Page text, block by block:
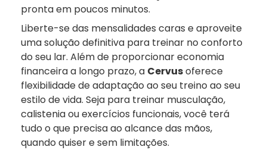
pronta em poucos minutos.
Liberte-se das mensalidades caras e aproveite
uma solução definitiva para treinar no conforto
do seu lar. Além de proporcionar economia
financeira a longo prazo, a Cervusoferece
flexibilidade de adaptação ao seu treino ao seu
estilo de vida. Seja para treinar musculação,
calistenia ou exercícios funcionais, você terá
tudo o que precisa ao alcance das mãos,
quando quiser e sem limitações.